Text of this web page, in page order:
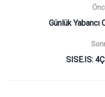
Günlük
SISE.IS: